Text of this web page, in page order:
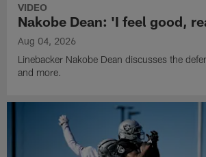
VIDEO
Nakobe Dean: 'I feel good,
Aug 04, 2026
Linebacker Nakobe Dean discusses the
and more.